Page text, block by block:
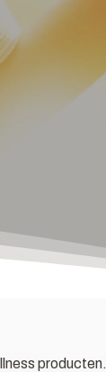
producten.